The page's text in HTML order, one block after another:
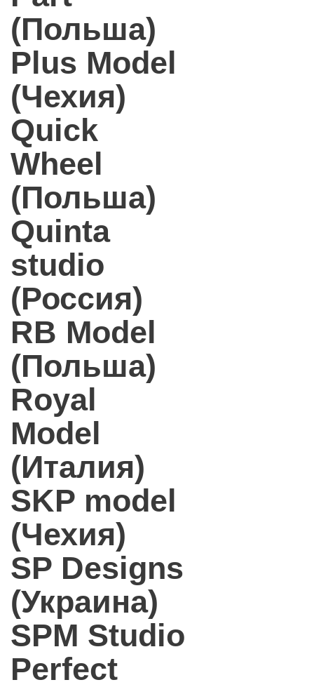
(Польша)
Plus Model
(Чехия)
Quick
Wheel
(Польша)
Quinta
studio
(Россия)
RB Model
(Польша)
Royal
Model
(Италия)
SKP model
(Чехия)
SP Designs
(Украина)
SPM Studio
Perfect